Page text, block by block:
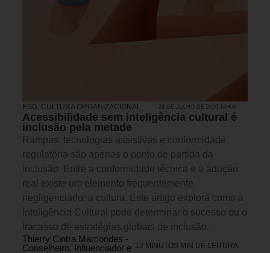
ESG, CULTURA ORGANIZACIONAL 28 DE JULHO DE 2026 14H00
Acessibilidade sem inteligência cultural é
inclusão pela metade
Rampas, tecnologias assistivas e conformidade
regulatória são apenas o ponto de partida da
inclusão. Entre a conformidade técnica e a adoção
real existe um elemento frequentemente
negligenciado: a cultura. Este artigo explora como a
Inteligência Cultural pode determinar o sucesso ou o
fracasso de estratégias globais de inclusão.
Thierry Cintra Marcondes -
Conselheiro, Influenciador e 12 MINUTOS MIN DE LEITURA